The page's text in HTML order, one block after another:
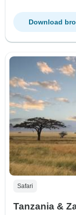
Download
Safari
Tanzania &